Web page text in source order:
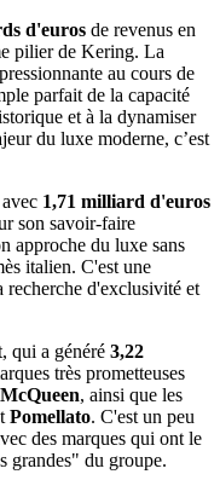
d'euros de revenus en
pilier de Kering. La
au cours de
parfait de la capacité
et à la dynamiser
du luxe moderne, c’est
1,71 milliard d'euros
son savoir-faire
approche du luxe sans
italien. C'est une
recherche d'exclusivité et
qui a généré 3,22
très prometteuses
, ainsi que les
Pomellato. C'est un peu
des marques qui ont le
grandes" du groupe.